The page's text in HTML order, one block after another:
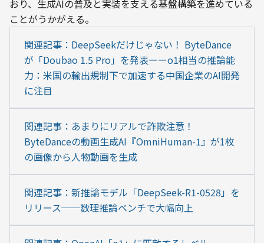
おり、生成AIの普及と実装を支える基盤構築を進めている
ことがうかがえる。
関連記事：DeepSeekだけじゃない！ ByteDance
が「Doubao 1.5 Pro」を発表ーーo1相当の推論能
力：米国の輸出規制下で加速する中国企業のAI開発
に注目
関連記事：あまりにリアルで詐欺注意！
ByteDanceの動画生成AI『OmniHuman-1』が1枚
の画像から人物動画を生成
関連記事：新推論モデル「DeepSeek-R1-0528」を
リリース──数理推論ベンチで大幅向上